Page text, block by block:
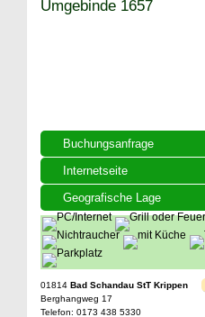
Buchungsanfrage
Internetseite
Geografische Lage
Umgebinde 1657
01814 Bad Schandau StT Krippen
Berghangweg 17
Telefon: 0173 438 5330